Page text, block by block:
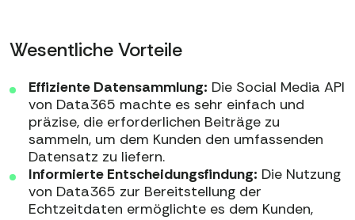
Wesentliche Vorteile
Effiziente Datensammlung: Die Social Media API
von Data365 machte es sehr einfach und
präzise, die erforderlichen Beiträge zu
sammeln, um dem Kunden den umfassenden
Datensatz zu liefern.
Informierte Entscheidungsfindung: Die Nutzung
von Data365 zur Bereitstellung der
Echtzeitdaten ermöglichte es dem Kunden,